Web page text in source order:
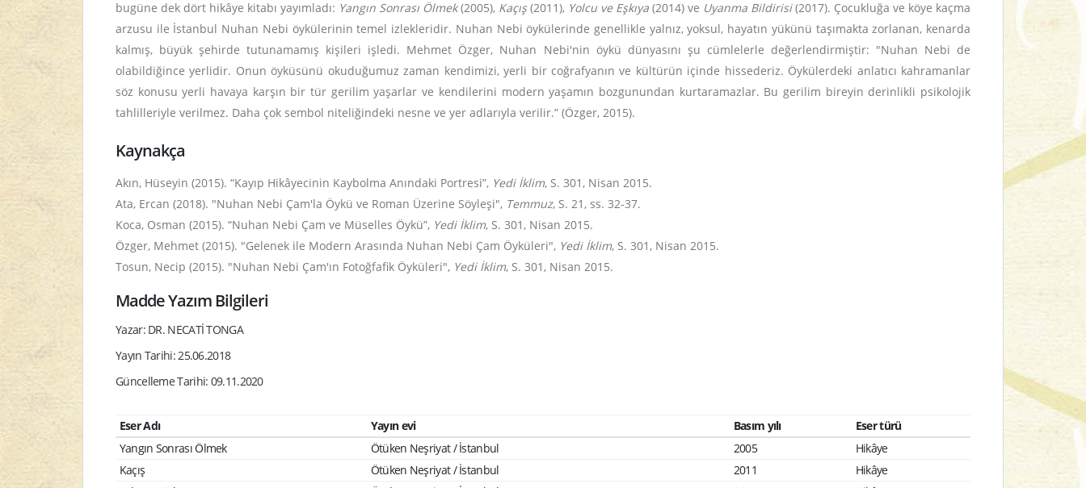
bugüne dek dört hikâye kitabı yayımladı: Yangın Sonrası Ölmek(2005), Kaçış(2011), Yolcu ve Eşkıya (2014) ve Uyanma Bildirisi(2017). Çocukluğa ve köye kaçma
arzusu ile İstanbul Nuhan Nebi öykülerinin temel izlekleridir. Nuhan Nebi öykülerinde genellikle yalnız, yoksul, hayatın yükünü taşımakta zorlanan, kenarda
kalmış, büyük şehirde tutunamamış kişileri işledi. Mehmet Özger, Nuhan Nebi'nin öykü dünyasını şu cümlelerle değerlendirmiştir: "Nuhan Nebi de
olabildiğince yerlidir. Onun öyküsünü okuduğumuz zaman kendimizi, yerli bir coğrafyanın ve kültürün içinde hissederiz. Öykülerdeki anlatıcı kahramanlar
söz konusu yerli havaya karşın bir tür gerilim yaşarlar ve kendilerini modern yaşamın bozgunundan kurtaramazlar. Bu gerilim bireyin derinlikli psikolojik
tahlilleriyle verilmez. Daha çok sembol niteliğindeki nesne ve yer adlarıyla verilir.” (Özger, 2015).
Kaynakça
Akın, Hüseyin (2015). “Kayıp Hikâyecinin Kaybolma Anındaki Portresi”, Yedi İklim, S. 301, Nisan 2015.
Ata, Ercan (2018). "Nuhan Nebi Çam'la Öykü ve Roman Üzerine Söyleşi", Temmuz, S. 21, ss. 32-37.
Koca, Osman (2015). “Nuhan Nebi Çam ve Müselles Öykü”, Yedi İklim, S. 301, Nisan 2015.
Özger, Mehmet (2015). "Gelenek ile Modern Arasında Nuhan Nebi Çam Öyküleri", Yedi İklim, S. 301, Nisan 2015.
Tosun, Necip (2015). "Nuhan Nebi Çam'ın Fotoğfafik Öyküleri", Yedi İklim, S. 301, Nisan 2015.
Madde Yazım Bilgileri
Yazar: DR. NECATİ TONGA
Yayın Tarihi: 25.06.2018
Güncelleme Tarihi: 09.11.2020
Eser Adı Yayın evi Basım yılı
Eser türü
Yangın Sonrası Ölmek
Ötüken Neşriyat / İstanbul 2005
Hikâye
Kaçış
Ötüken Neşriyat / İstanbul 2011
Hikâye